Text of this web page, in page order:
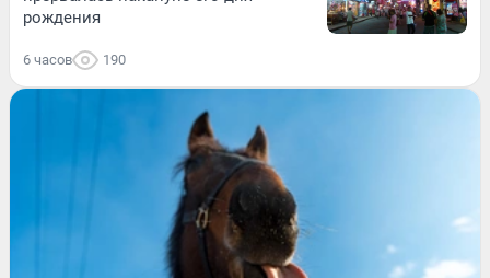
рождения
6 часов 190